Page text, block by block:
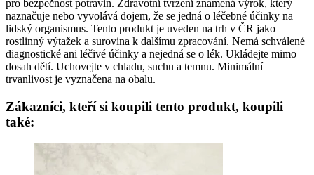
pro bezpečnost potravin. Zdravotní tvrzení znamená výrok, který
naznačuje nebo vyvolává dojem, že se jedná o léčebné účinky na
lidský organismus. Tento produkt je uveden na trh v ČR jako
rostlinný výtažek a surovina k dalšímu zpracování. Nemá schválené
diagnostické ani léčivé účinky a nejedná se o lék. Ukládejte mimo
dosah dětí. Uchovejte v chladu, suchu a temnu. Minimální
trvanlivost je vyznačena na obalu.
Zákazníci, kteří si koupili tento produkt, koupili
také: